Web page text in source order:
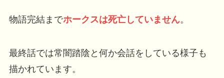
物語完結までホークスは死亡していません。
最終話では常闇踏陰と何か会話をしている様子も
描かれています。